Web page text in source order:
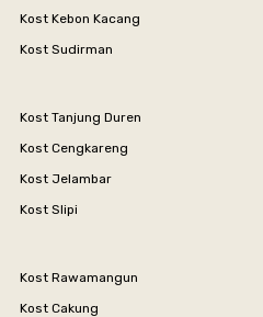
Kost Kebon Kacang
Kost Sudirman
Kost Tanjung Duren
Kost Cengkareng
Kost Jelambar
Kost Slipi
Kost Rawamangun
Kost Cakung